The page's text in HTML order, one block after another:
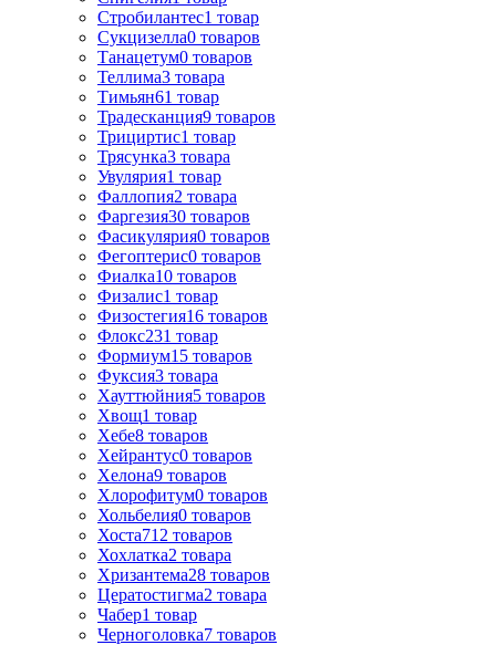
Стробилантес1 товар
Сукцизелла0 товаров
Танацетум0 товаров
Теллима3 товара
Тимьян61 товар
Традесканция9 товаров
Трициртис1 товар
Трясунка3 товара
Увулярия1 товар
Фаллопия2 товара
Фаргезия30 товаров
Фасикулярия0 товаров
Фегоптерис0 товаров
Фиалка10 товаров
Физалис1 товар
Физостегия16 товаров
Флокс231 товар
Формиум15 товаров
Фуксия3 товара
Хауттюйния5 товаров
Хвощ1 товар
Хебе8 товаров
Хейрантус0 товаров
Хелона9 товаров
Хлорофитум0 товаров
Хольбелия0 товаров
Хоста712 товаров
Хохлатка2 товара
Хризантема28 товаров
Цератостигма2 товара
Чабер1 товар
Черноголовка7 товаров